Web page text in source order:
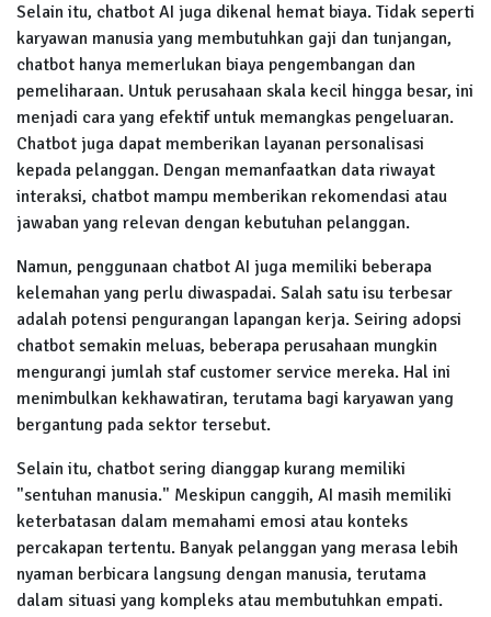
Selain itu, chatbot AI juga dikenal hemat biaya. Tidak seperti
karyawan manusia yang membutuhkan gaji dan tunjangan,
chatbot hanya memerlukan biaya pengembangan dan
pemeliharaan. Untuk perusahaan skala kecil hingga besar, ini
menjadi cara yang efektif untuk memangkas pengeluaran.
Chatbot juga dapat memberikan layanan personalisasi
kepada pelanggan. Dengan memanfaatkan data riwayat
interaksi, chatbot mampu memberikan rekomendasi atau
jawaban yang relevan dengan kebutuhan pelanggan.
Namun, penggunaan chatbot AI juga memiliki beberapa
kelemahan yang perlu diwaspadai. Salah satu isu terbesar
adalah potensi pengurangan lapangan kerja. Seiring adopsi
chatbot semakin meluas, beberapa perusahaan mungkin
mengurangi jumlah staf customer service mereka. Hal ini
menimbulkan kekhawatiran, terutama bagi karyawan yang
bergantung pada sektor tersebut.
Selain itu, chatbot sering dianggap kurang memiliki
"sentuhan manusia." Meskipun canggih, AI masih memiliki
keterbatasan dalam memahami emosi atau konteks
percakapan tertentu. Banyak pelanggan yang merasa lebih
nyaman berbicara langsung dengan manusia, terutama
dalam situasi yang kompleks atau membutuhkan empati.